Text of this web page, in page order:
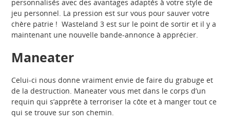
personnalisés avec des avantages adaptés à votre style de
jeu personnel. La pression est sur vous pour sauver votre
chère patrie ! Wasteland 3 est sur le point de sortir et il y a
maintenant une nouvelle bande-annonce à apprécier.
Maneater
Celui-ci nous donne vraiment envie de faire du grabuge et
de la destruction. Maneater vous met dans le corps d’un
requin qui s’apprête à terroriser la côte et à manger tout ce
qui se trouve sur son chemin.